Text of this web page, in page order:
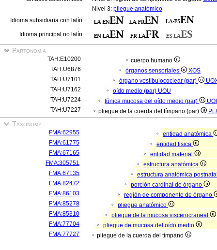
Nivel 3: pliegue anatómico
Idioma subsidiaria con latín
Idioma principal no latín
Partonomia
TAH:E10200
cuerpo humano
TAH:U6876
órganos sensoriales
XOS
TAH:U7101
órgano vestíbulococlear (par)
TAH:U7162
oído medio (par) UOU
TAH:U7224
túnica mucosa del oído medio (par)
TAH:U7227
pliegue de la cuerda del tímpano (par)
Taxonomy
FMA:62955
entidad anatómica
FMA:61775
entidad fisica
FMA:67165
entidad material
FMA:305751
estructura anatómica
FMA:67135
estructura anatómica
FMA:82472
porción cardinal de órgano
FMA:86103
región de componente de órgano
FMA:85278
pliegue anatómico
FMA:85310
pliegue de la mucosa viscerocraneal
FMA:77704
pliegue de mucosa del oído medio
FMA:77727
pliegue de la cuerda del tímpano